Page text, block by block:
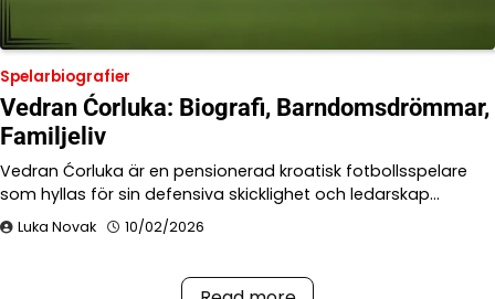
Spelarbiografier
Vedran Ćorluka: Biografi, Barndomsdrömmar,
Familjeliv
Vedran Ćorluka är en pensionerad kroatisk fotbollsspelare
som hyllas för sin defensiva skicklighet och ledarskap…
Luka Novak 10/02/2026